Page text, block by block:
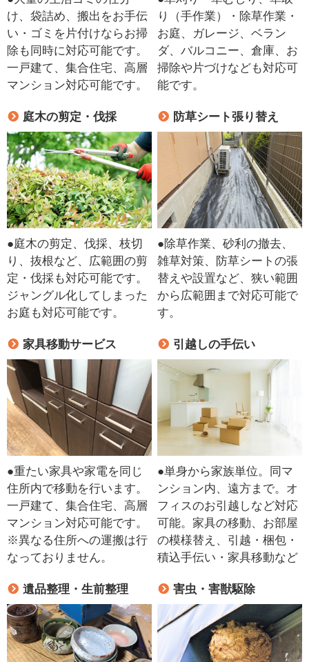
け、袋詰め、搬出をお手伝
い・ゴミを片付けならお掃
除も同時に対応可能です。
一戸建て、集合住宅、高層
マンション対応可能です。
り（手作業）・除草作業・
お庭、ガレージ、ベラン
ダ、バルコニー、倉庫、お
掃除や片づけなども対応可
能です。
庭木の剪定・伐採
●庭木の剪定、伐採、枝切
り、抜根など、広範囲の剪
定・伐採も対応可能です。
ジャングル化してしまった
お庭も対応可能です。
防草シート張り替え
●除草作業、砂利の撤去、
雑草対策、防草シートの張
替えや設置など、狭い範囲
から広範囲まで対応可能で
す。
家具移動サービス
●重たい家具や家電を同じ
住所内で移動を行います。
一戸建て、集合住宅、高層
マンション対応可能です。
※異なる住所への運搬は行
なっておりません。
引越しの手伝い
●単身から家族単位。同マ
ンション内、遠方まで。オ
フィスのお引越しなど対応
可能。家具の移動、お部屋
の模様替え、引越・梱包・
積込手伝い・家具移動など
遺品整理・生前整理 害虫・害獣駆除